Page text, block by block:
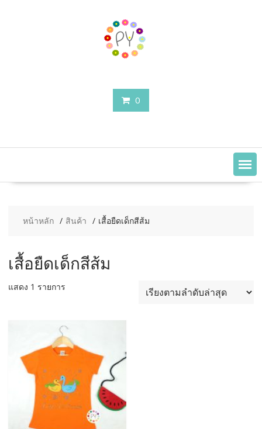
0
หน้าหลัก สินค้า เสื้อยืดเด็กสีส้ม
เสื้อยืดเด็กสีส้ม
แสดง 1 รายการ